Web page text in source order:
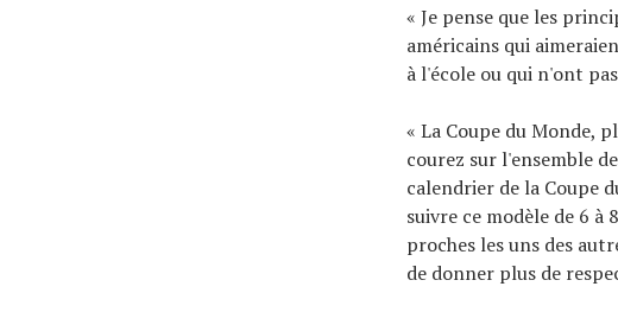
« Je pense que les
américains qui
à l'école ou qui n'ont
« La Coupe du Monde,
courez sur l'ensemble
calendrier de la Coupe
suivre ce modèle de 6
proches les uns des
de donner plus de